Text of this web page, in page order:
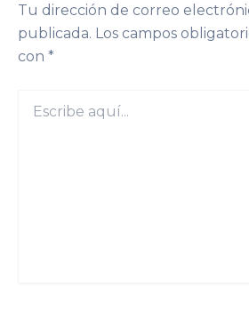
Tu dirección de correo
publicada. Los campos
con *
aquí...